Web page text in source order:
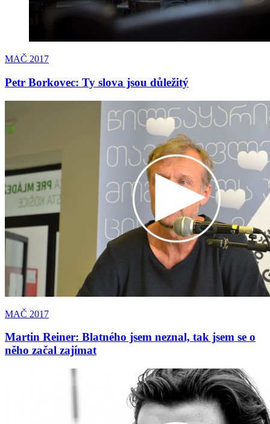
MAČ 2017
Petr Borkovec: Ty slova jsou důležitý
MAČ 2017
Martin Reiner: Blatného jsem neznal, tak jsem se o
něho začal zajímat